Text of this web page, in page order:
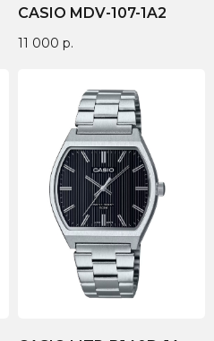
CASIO MDV-107-1A2
11 000 р.